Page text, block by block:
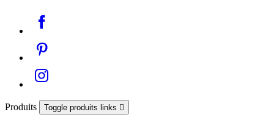
Produits Toggle produits links 